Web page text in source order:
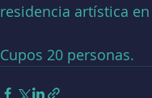
residencia artística
Cupos 20 personas.